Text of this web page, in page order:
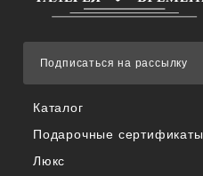
Каталог
Подарочные сертификаты
Люкс
Подписаться на рассылку